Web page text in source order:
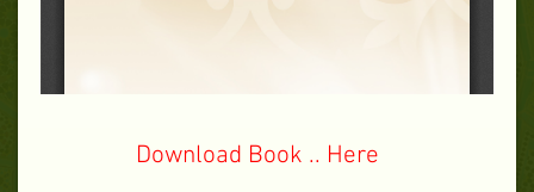
Download Book .. Here